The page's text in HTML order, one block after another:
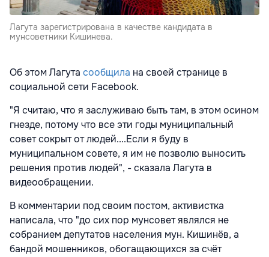
Лагута зарегистрирована в качестве кандидата в
мунсоветники Кишинева.
Об этом Лагута сообщила на своей странице в
социальной сети Facebook.
"Я считаю, что я заслуживаю быть там, в этом осином
гнезде, потому что все эти годы муниципальный
совет сокрыт от людей....Если я буду в
муниципальном совете, я им не позволю выносить
решения против людей", - сказала Лагута в
видеообращении.
В комментарии под своим постом, активистка
написала, что "до сих пор мунсовет являлся не
собранием депутатов населения мун. Кишинёв, а
бандой мошенников, обогащающихся за счёт